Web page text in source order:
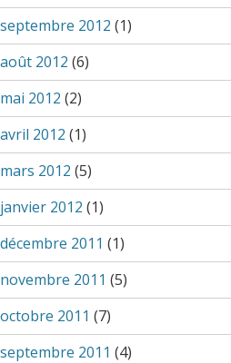
septembre 2012 (1)
août 2012 (6)
mai 2012 (2)
avril 2012 (1)
mars 2012 (5)
janvier 2012 (1)
décembre 2011 (1)
novembre 2011 (5)
octobre 2011 (7)
septembre 2011 (4)